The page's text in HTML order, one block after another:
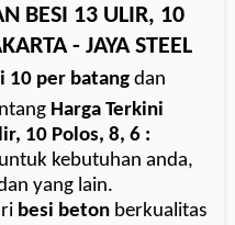
BESI 13 ULIR, 10
- JAYA STEEL
10 per batang dan
Harga Terkini
10 Polos, 8, 6 :
untuk kebutuhan anda,
yang lain.
besi beton berkualitas